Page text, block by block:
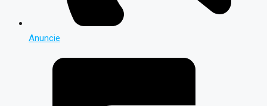
Anuncie